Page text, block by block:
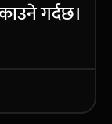
गर्दछ।